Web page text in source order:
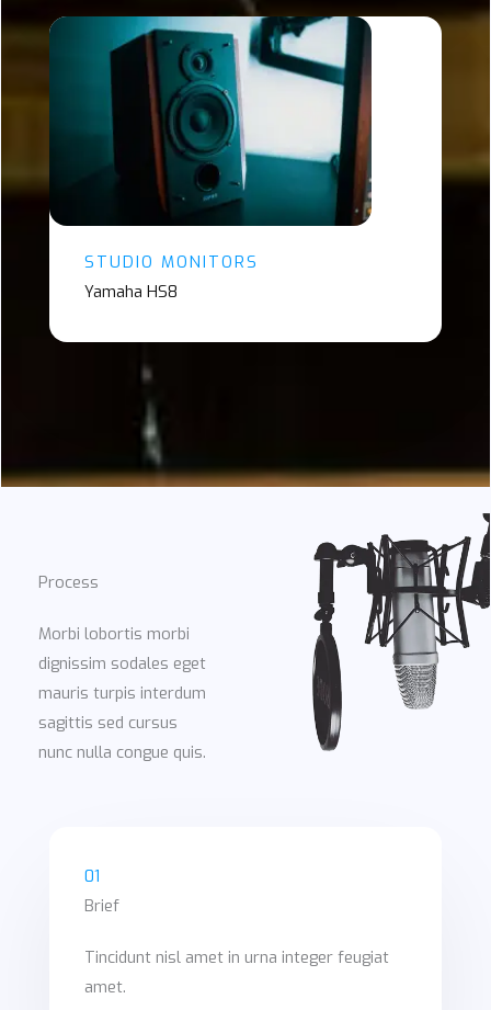
STUDIO MONITORS
Yamaha HS8
Process
Morbi lobortis morbi
dignissim sodales eget
mauris turpis interdum
sagittis sed cursus
nunc nulla congue quis.
01
Brief
Tincidunt nisl amet in urna integer feugiat
amet.